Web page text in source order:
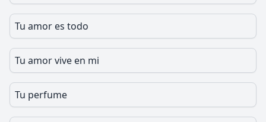
Tu amor es todo
Tu amor vive en mi
Tu perfume